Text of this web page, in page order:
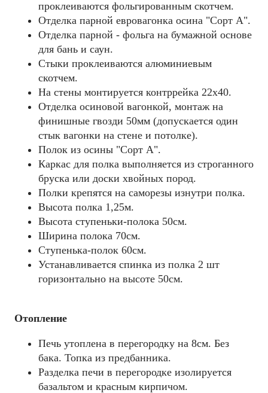
проклеиваются фольгированным скотчем.
Отделка парной евровагонка осина "Сорт А".
Отделка парной - фольга на бумажной основе
для бань и саун.
Стыки проклеиваются алюминиевым
скотчем.
На стены монтируется контррейка 22х40.
Отделка осиновой вагонкой, монтаж на
финишные гвозди 50мм (допускается один
стык вагонки на стене и потолке).
Полок из осины "Cорт А".
Каркас для полка выполняется из строганного
бруска или доски хвойных пород.
Полки крепятся на саморезы изнутри полка.
Высота полка 1,25м.
Высота ступеньки-полока 50см.
Ширина полока 70см.
Ступенька-полок 60см.
Устанавливается спинка из полка 2 шт
горизонтально на высоте 50см.
Отопление
Печь утоплена в перегородку на 8см. Без
бака. Топка из предбанника.
Разделка печи в перегородке изолируется
базальтом и красным кирпичом.